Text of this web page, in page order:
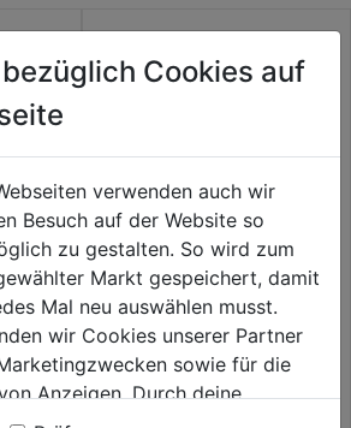
2K.-
T-Griff Kugelk.-Stiftschlüssel
0.0 (0)
0.0
von
10,59€
Cookies auf
verwenden auch wir
Besuch auf der Website so
zu gestalten. So wird zum
Markt gespeichert, damit
Mal neu auswählen musst.
wir Cookies unserer Partner
sowie für die
Anzeigen. Durch deine
die Daten von Drittanbieter,